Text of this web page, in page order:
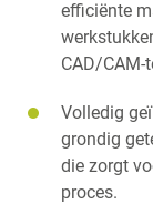
efficiënte
CAD/CAM-
Volledig
grondig
die zorgt
proces.